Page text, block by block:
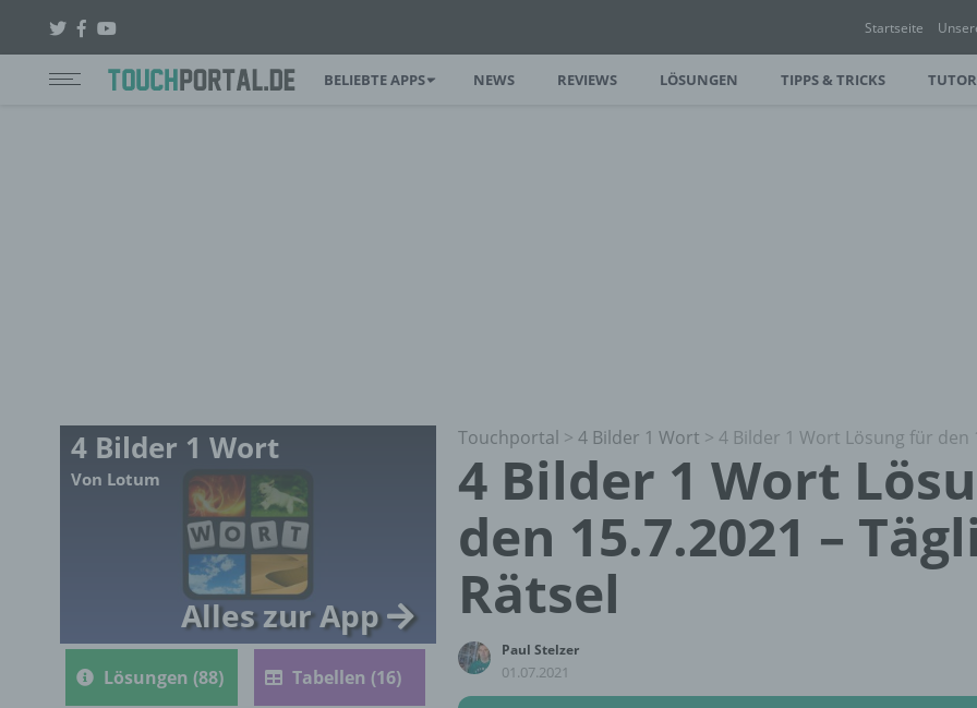
Startseite
BELIEBTE APPS NEWS REVIEWS LÖSUNGEN TIPPS & TRICKS
Touchportal > 4 Bilder 1 Wort > 4 Bilder 1 Wort Lösung für den
4 Bilder 1 Wort
den 15.7.2021 –
Rätsel
Paul Stelzer
01.07.2021
4 Bilder 1 Wort
Von Lotum
Alles zur App
Lösungen (88) Tabellen (16)